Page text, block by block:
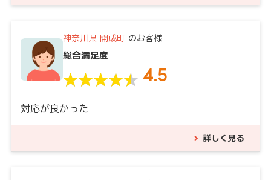
神奈川県 開成町 のお客様
総合満足度
4.5
対応が良かった
詳しく見る